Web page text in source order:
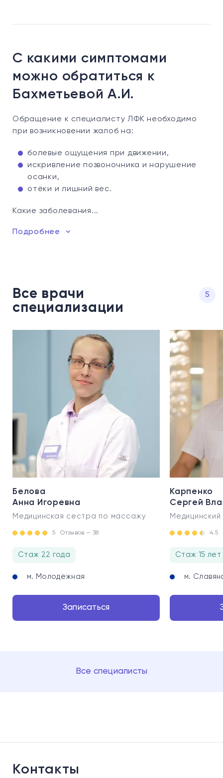
С какими симптомами
можно обратиться к
Бахметьевой А.И.
Обращение к специалисту ЛФК необходимо
при возникновении жалоб на:
болевые ощущения при движении,
искривление позвоночника и нарушение
осанки,
отёки и лишний вес.
Какие заболевания...
Подробнее
Все врачи
специализации
5
Белова
Анна Игоревна
Медицинская сестра по массажу
5 Отзывов — 38
Стаж 22 года
м. Молодёжная
Записаться
Карпенко
Сергей
4.5
Стаж 15 лет
м.
Все специалисты
Контакты